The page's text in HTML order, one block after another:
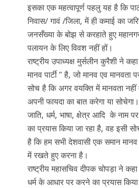
इसका एक महत्वापूर्ण पहलु यह है कि
निवास/ गावं /जिला, में ही कमाई का
जनसँख्या के बोझ से करहाते हुए
पलायन के लिए विवश नहीं हों।
राष्ट्रीय उपाध्यक्ष मुर्सलीन कुरैशी ने कहा
मानव पार्टी ” है, जो मानव एव मानवता
सोच है कि अगर वयक्ति में मानवता
अपनी फायदा का बात करेगा या
जाति, धर्म, भाषा, क्षेत्र आदि के नाम
का प्रयास किया जा रहा है, वह इसी
है कि हम सभी देशवासी एक समान मानव
में रखते हुए करना है।
राष्ट्रीय महासचिव दीपक चोपड़ा ने
धर्म के आधार पर करने का प्रयास